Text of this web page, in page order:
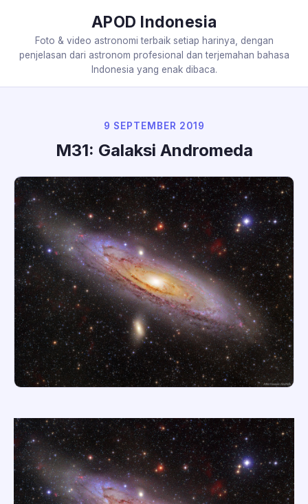
APOD Indonesia
Foto & video astronomi terbaik setiap harinya, dengan
penjelasan dari astronom profesional dan terjemahan bahasa
Indonesia yang enak dibaca.
9 SEPTEMBER 2019
M31: Galaksi Andromeda